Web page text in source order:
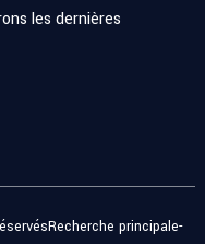
les dernières
Recherche principale-